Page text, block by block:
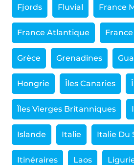
Fjords Fluvial France
France Atlantique
Grèce Grenadines
Hongrie Îles Canaries
Îles Vierges Britanniques
Islande Italie Italie Du
Itinéraires Laos